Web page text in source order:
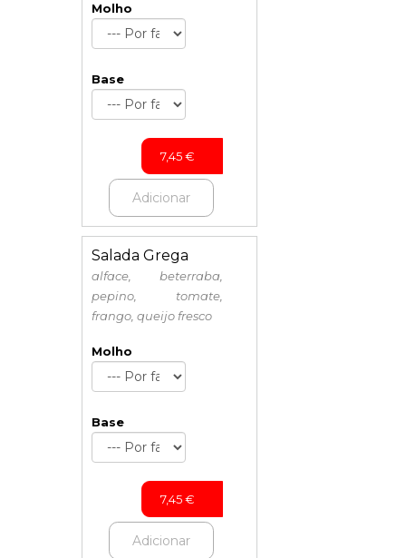
Molho
Base
7,45€
Adicionar
Salada Grega
alface, beterraba,
pepino, tomate,
frango, queijo fresco
Molho
Base
7,45€
Adicionar